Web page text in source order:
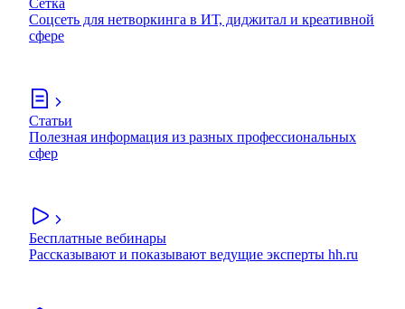
Сетка
Соцсеть для нетворкинга в ИТ, диджитал и креативной
сфере
Статьи
Полезная информация из разных профессиональных
сфер
Бесплатные вебинары
Рассказывают и показывают ведущие эксперты hh.ru